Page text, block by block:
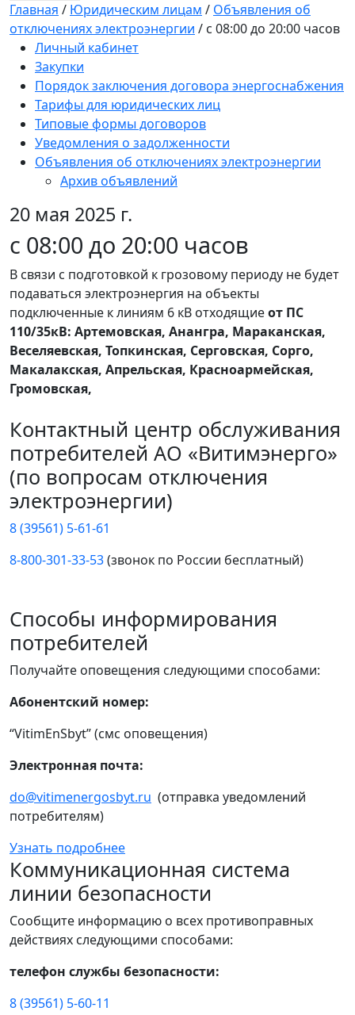
Главная / Юридическим лицам / Объявления об
отключениях электроэнергии / с 08:00 до 20:00 часов
Личный кабинет
Закупки
Порядок заключения договора энергоснабжения
Тарифы для юридических лиц
Типовые формы договоров
Уведомления о задолженности
Объявления об отключениях электроэнергии
Архив объявлений
20 мая 2025 г.
с 08:00 до 20:00 часов
В связи с подготовкой к грозовому периоду не будет
подаваться электроэнергия на объекты
подключенные к линиям 6 кВ отходящиеот ПС
110/35кВ: Артемовская, Анангра, Мараканская,
Веселяевская, Топкинская, Серговская, Сорго,
Макалакская, Апрельская, Красноармейская,
Громовская,
Контактный центр обслуживания
потребителей АО «Витимэнерго»
(по вопросам отключения
электроэнергии)
8 (39561) 5-61-61
8-800-301-33-53(звонок по России бесплатный)
Способы информирования
потребителей
Получайте оповещения следующими способами:
Абонентский номер:
“VitimEnSbyt” (смс оповещения)
Электронная почта:
do@vitimenergosbyt.ru (отправка уведомлений
потребителям)
Узнать подробнее
Коммуникационная система
линии безопасности
Сообщите информацию о всех противоправных
действиях следующими способами:
телефон службы безопасности:
8 (39561) 5-60-11